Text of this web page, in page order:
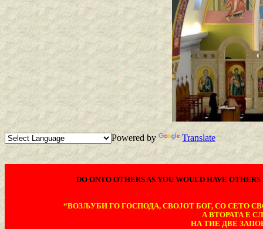
Powered by Translate
DO ONTO OTHERS AS YOU WOULD HAVE
“ВОЗЉУБИ ГО ГОСПОДА, СВОЈОТ БОГ, СО СЕТО
А ВТОРАТА Е
НА ТИЕ ДВЕ